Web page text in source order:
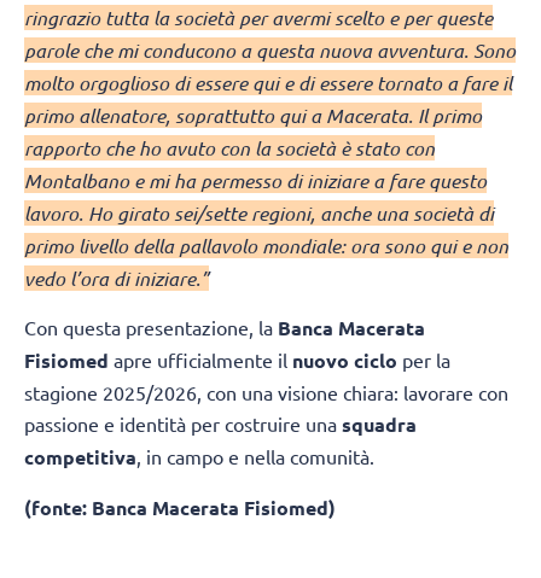
ringrazio tutta la società per avermi scelto e per queste
parole che mi conducono a questa nuova avventura. Sono
molto orgoglioso di essere qui e di essere tornato a fare il
primo allenatore, soprattutto qui a Macerata. Il primo
rapporto che ho avuto con la società è stato con
Montalbano e mi ha permesso di iniziare a fare questo
lavoro. Ho girato sei/sette regioni, anche una società di
primo livello della pallavolo mondiale: ora sono qui e non
vedo l’ora di iniziare.”
Con questa presentazione, la Banca Macerata
Fisiomed apre ufficialmente il nuovo ciclo per la
stagione 2025/2026, con una visione chiara: lavorare con
passione e identità per costruire una squadra
competitiva, in campo e nella comunità.
(fonte: Banca Macerata Fisiomed)